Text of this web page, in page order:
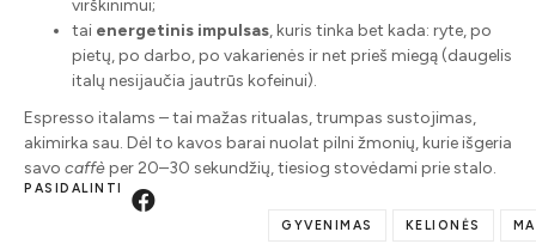
virškinimui;
tai energetinis impulsas, kuris tinka bet kada: ryte, po
pietų, po darbo, po vakarienės ir net prieš miegą (daugelis
italų nesijaučia jautrūs kofeinui).
Espresso italams – tai mažas ritualas, trumpas sustojimas,
akimirka sau. Dėl to kavos barai nuolat pilni žmonių, kurie išgeria
savo caffèper 20–30 sekundžių, tiesiog stovėdami prie stalo.
PASIDALINTI
GYVENIMAS KELIONĖS